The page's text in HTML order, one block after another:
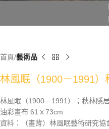
首頁 藝術品
林風眠（1900－1991）
林風眠（1900－1991）；秋林隱居
油彩畫布 61ｘ73cm
資料：（畫背）林風眠藝術研究